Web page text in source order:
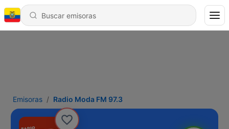
Emisoras Radio Moda FM 97.3